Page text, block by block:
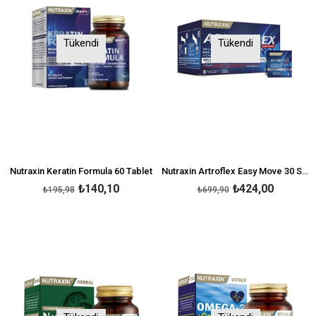
Tükendi
Nutraxin Keratin Formula 60 Tablet
₺140,10
₺195,98
Tükendi
Nutraxin Artroflex Easy Move 30 Saşe
₺424,00
₺699,90